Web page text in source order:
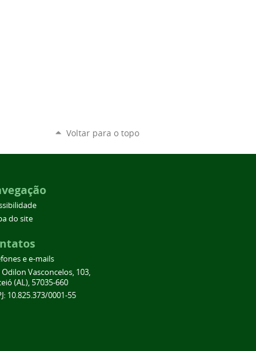
Voltar para o topo
do site
e e-mails
Odilon Vasconcelos, 103,
(AL), 57035-660
10.825.373/0001-55